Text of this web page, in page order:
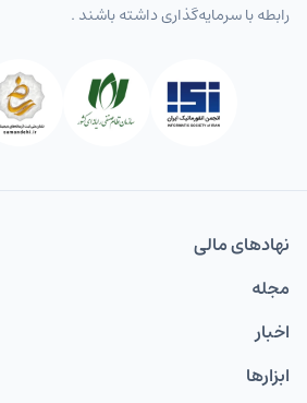
رابطه با سرمایه‌گذاری داشته باشند .
نهاد‌های مالی
مجله
اخبار
ابزارها